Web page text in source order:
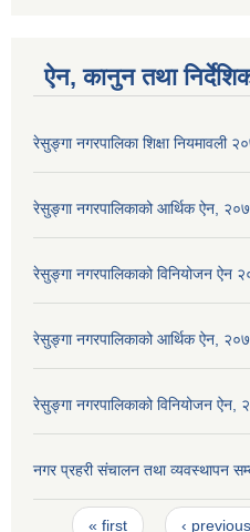
ऐन, कानुन तथा
रेसुङ्गा नगरपालिका शिक्षा नियमावली
रेसुङ्गा नगरपालिकाको आर्थिक ऐन,
रेसुङ्गा नगरपालिकाको विनियोजन ऐन
रेसुङ्गा नगरपालिकाको आर्थिक ऐन,
रेसुङ्गा नगरपालिकाको विनियोजन ऐन,
नगर प्रहरी संचालन तथा व्यवस्थापन
Pages
« first ‹ previous